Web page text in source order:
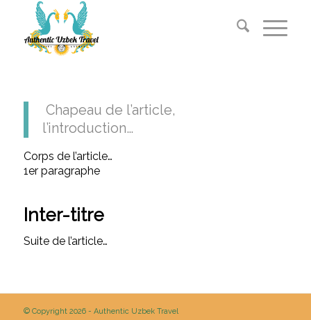
Chapeau de l’article,
l’introduction…
Corps de l’article…
1er paragraphe
Inter-titre
Suite de l’article…
© Copyright 2026 - Authentic Uzbek Travel